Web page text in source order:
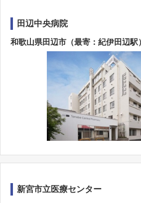
田辺中央病院
和歌山県田辺市（最寄：紀伊田辺駅
新宮市立医療センター